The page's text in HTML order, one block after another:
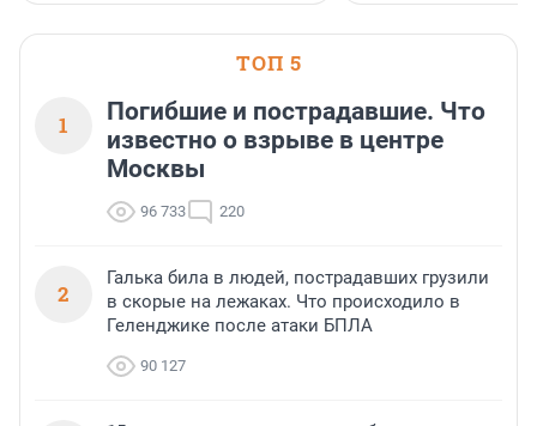
ТОП 5
1
Погибшие и пострадавшие. Что
известно о взрыве в центре
Москвы
96 733 220
2
Галька била в людей, пострадавших грузили
в скорые на лежаках. Что происходило в
Геленджике после атаки БПЛА
90 127